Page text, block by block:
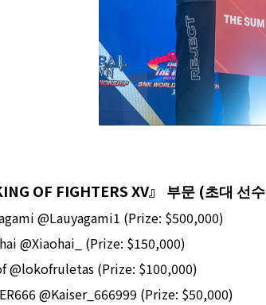
OF FIGHTERS XV』 부문 (초대 선수
@Lauyagami1 (Prize: $500,000)
@Xiaohai_ (Prize: $150,000)
@lokofruletas (Prize: $100,000)
@Kaiser_666999 (Prize: $50,000)